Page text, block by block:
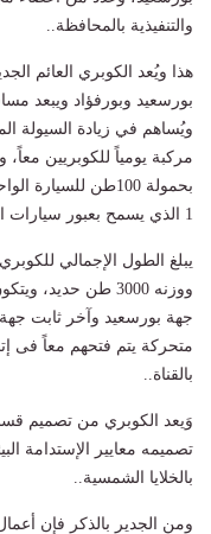
والتنفيذية بالمحافظة..
هذا ويُعد الكوبري العائم
مركبة يومياً للكوبريين معاً،
بحمولة 100طن
1 الذي يسمح بعبور سيارات النقل بحمولة 70 طناً للسيارة الواحدة..
متحركة يتم فتحهم معاً فى
بالقناة..
وَيعد الكوبري من تصميم
تصميمه معايير الإستدامة
بالخلايا الشمسية..
ومن الجدير بالذكر فإن